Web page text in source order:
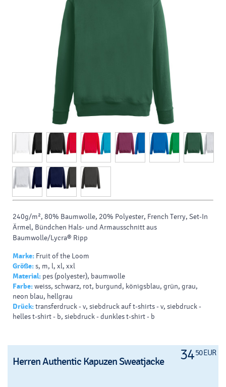
240g/m², 80% Baumwolle, 20% Polyester, French Terry, Set-In
Ärmel, Bündchen Hals- und Armausschnitt aus
Baumwolle/Lycra® Ripp
Marke: Fruit of the Loom
Größe:s, m, l, xl, xxl
Material: pes (polyester), baumwolle
Farbe:weiss, schwarz, rot, burgund, königsblau, grün, grau,
neon blau, hellgrau
Drück:transferdruck - v, siebdruck auf t-shirts - v, siebdruck -
helles t-shirt - b, siebdruck - dunkles t-shirt - b
3450 EUR
Herren Authentic Kapuzen Sweatjacke